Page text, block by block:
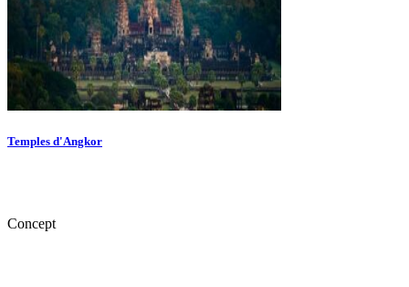
Temples d'Angkor
Concept